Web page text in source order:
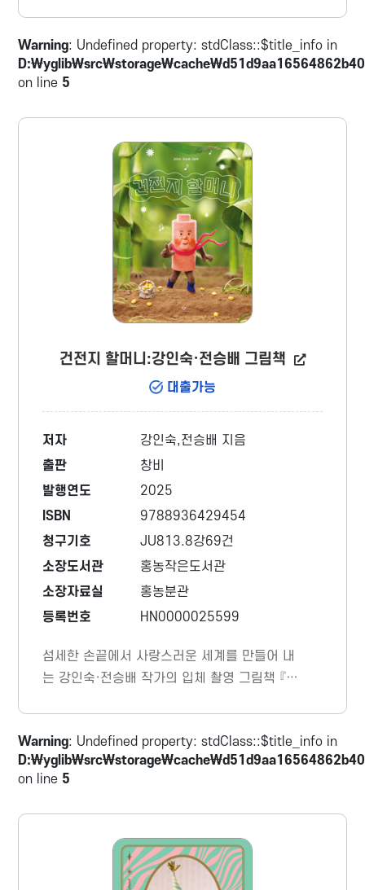
학교생활 로맨스를 만화로 즐겨 보자.
Warning: Undefined property: stdClass::$title_info in
on line 5
건전지 할머니:강인숙·전승배 그림책
대출가능
저자
강인숙,전승배 지음
출판
창비
발행연도
2025
ISBN
9788936429454
청구기호
JU813.8강69건
소장도서관
홍농작은도서관
소장자료실
홍농분관
등록번호
HN0000025599
섬세한 손끝에서 사랑스러운 세계를 만들어 내
는 강인숙·전승배 작가의 입체 촬영 그림책 『건
로 어린이 독자의 사랑을 받은 ‘건전지 가족’ 시
리즈 신작이다.
Warning: Undefined property: stdClass::$title_info in
on line 5